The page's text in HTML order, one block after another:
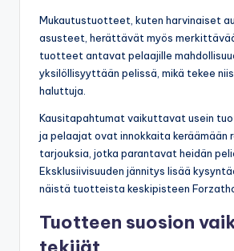
Mukautustuotteet, kuten harvinaiset
asusteet, herättävät myös
tuotteet antavat pelaajille
yksilöllisyyttään pelissä, mikä tekee
haluttuja.
Kausitapahtumat vaikuttavat usein
ja pelaajat ovat innokkaita keräämään
tarjouksia, jotka parantavat heidän
Eksklusiivisuuden jännitys lisää
näistä tuotteista keskipisteen
Tuotteen suosion